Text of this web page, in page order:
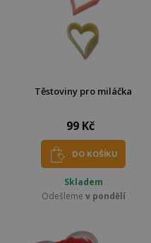
Těstoviny pro miláčka
99 Kč
DO KOŠÍKU
Skladem
Odešleme v pondělí